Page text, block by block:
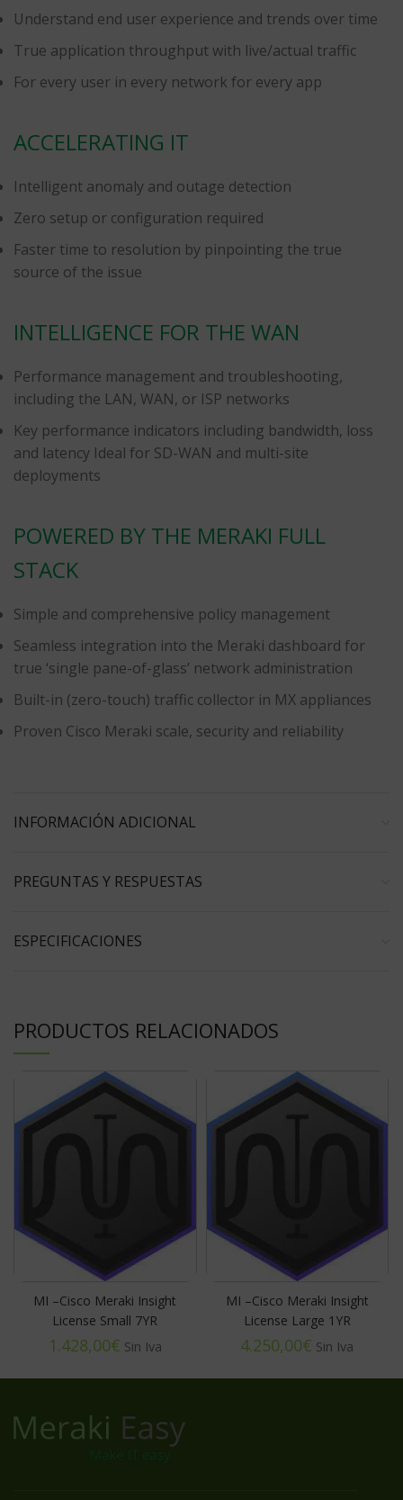
Understand end user experience and trends over time
True application throughput with live/actual traffic
For every user in every network for every app
ACCELERATING IT
Intelligent anomaly and outage detection
Zero setup or configuration required
Faster time to resolution by pinpointing the true
source of the issue
INTELLIGENCE FOR THE WAN
Performance management and troubleshooting,
including the LAN, WAN, or ISP networks
Key performance indicators including bandwidth, loss
and latency Ideal for SD-WAN and multi-site
deployments
POWERED BY THE MERAKI FULL
STACK
Simple and comprehensive policy management
Seamless integration into the Meraki dashboard for
true ‘single pane-of-glass’ network administration
Built-in (zero-touch) traffic collector in MX appliances
Proven Cisco Meraki scale, security and reliability
INFORMACIÓN ADICIONAL
PREGUNTAS Y RESPUESTAS
ESPECIFICACIONES
PRODUCTOS RELACIONADOS
MI –Cisco Meraki Insight
License Small 7YR
€
MI –Cisco Meraki Insight
License Large 1YR
€